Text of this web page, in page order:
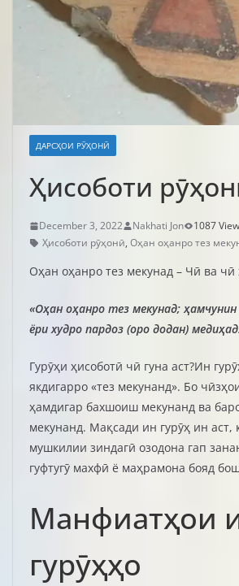
ДАРСҲОИ РӮҲОНӢ
Ҳисоботи
December 3, 2022 Nakhati Jon 1087
Ҳисоботи рӯҳонӣ, Оҳан оҳанро тез
Оҳан оҳанро тез мекунад – Чӣ ва чӣ
«Оҳан оҳанро тез мекунад;
ёри худро пардоз (оро додан)
Гурӯҳи ҳисоботӣ чӣ гуна аст?Ин
якдигарро «тез мекунанд». Бо
ҳамдигар бахшоиш мекунанд ва
мекунанд. Мақсади ин гурӯҳ ин аст,
мушкилии зиндагӣ озодона гап
гуфтугӯ махфӣ ё маҳрамона бояд
Манфиатҳои
гурӯҳҳо